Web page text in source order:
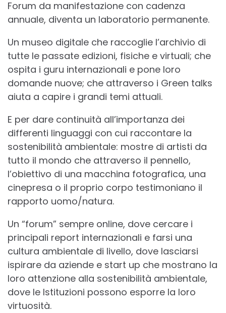
Forum da manifestazione con cadenza
annuale, diventa un laboratorio permanente.
Un museo digitale che raccoglie l’archivio di
tutte le passate edizioni, fisiche e virtuali; che
ospita i guru internazionali e pone loro
domande nuove; che attraverso i Green talks
aiuta a capire i grandi temi attuali.
E per dare continuità all’importanza dei
differenti linguaggi con cui raccontare la
sostenibilità ambientale: mostre di artisti da
tutto il mondo che attraverso il pennello,
l’obiettivo di una macchina fotografica, una
cinepresa o il proprio corpo testimoniano il
rapporto uomo/natura.
Un “forum” sempre online, dove cercare i
principali report internazionali e farsi una
cultura ambientale di livello, dove lasciarsi
ispirare da aziende e start up che mostrano la
loro attenzione alla sostenibilità ambientale,
dove le Istituzioni possono esporre la loro
virtuosità.